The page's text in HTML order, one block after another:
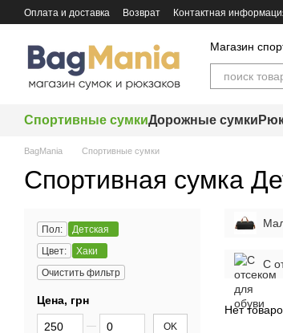
Перейти к основному контенту
Оплата и доставка Возврат Контактная
Магазин
Спортивные сумкиДорожные сумки
BagMania Спортивные сумки
Спортивная сумка
С
Нет
Пол:
Детская
Цвет:
Хаки
Очистить фильтр
Цена, грн
От Цена, грн
До Цена, грн OK